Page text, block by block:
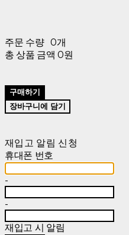
주문 수량 0개
총 상품 금액 0원
구매하기
장바구니에 담기
재입고 알림 신청
휴대폰 번호
-
-
재입고 시 알림